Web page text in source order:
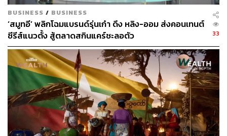
6,697 ล้านบาท ครองส่วนแบ่ง 21% ไล่ติด Meta ในระยะ
ประชิด โดยกลุ่ม Skin-care เป็นลูกค้ารายใหญ่ที่สุดที่เทเม็ด
เงินไปที่ TikTok สูงถึง 2,361 ล้านบาท มากกว่าที่ทุ่มให้ Meta
(1,226 ล้านบาท) เกือบ 2 เท่า
ในทางตรงข้าม YouTube กลายเป็นแพลตฟอร์มที่ถูกลดงบ
มากที่สุด หดลง 14% จาก 4,346 ล้านบาทในปี 2567 เหลือ
3,743 ล้านบาทในปี 2568 และคาดว่าจะลดต่ออีก 12% เหลือ
3,291 ล้านบาทในปี 2569
BUSINESS / BUSINESS
‘สมูทอี’ พลิกโฉมแบรนด์รุ่นเก๋า ดึง หลิง-ออม ส่งคอนเทนต์
ซีรีส์แนวตั้ง สู้ตลาดสกินแคร์ชะลอตัว
33